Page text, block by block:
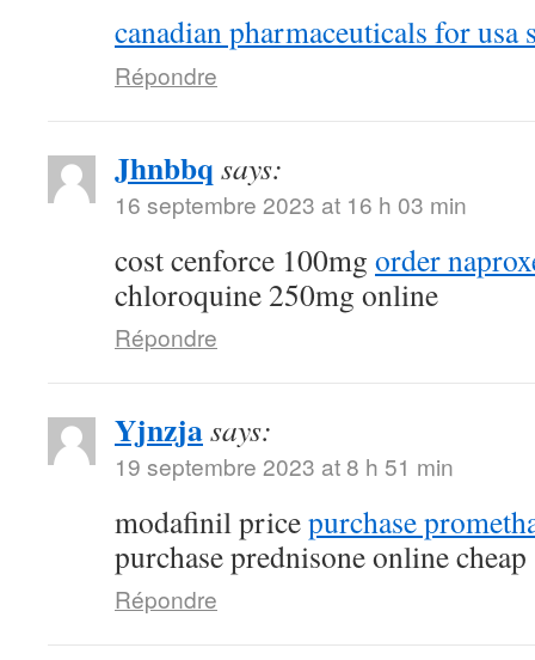
canadian pharmaceuticals for usa
Répondre
Jhnbbq says:
16 septembre 2023 at 16 h 03 min
cost cenforce 100mg order
chloroquine 250mg online
Répondre
Yjnzjasays:
19 septembre 2023 at 8 h 51 min
modafinil pricepurchase
purchase prednisone online cheap
Répondre